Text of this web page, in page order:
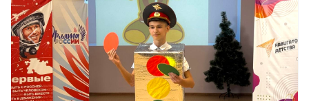
Previous Next